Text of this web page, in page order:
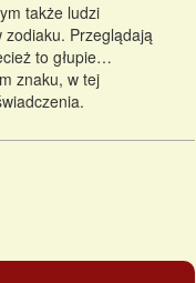
także ludzi
Przeglądają
to głupie…
znaku, w tej